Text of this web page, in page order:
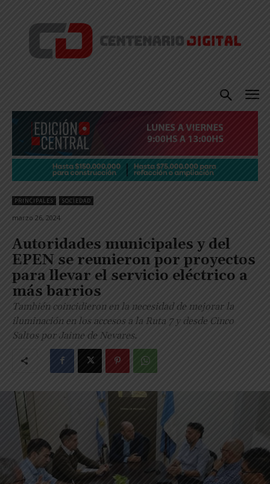
PRINCIPALES SOCIEDAD
marzo 26, 2024
Autoridades municipales y del
EPEN se reunieron por proyectos
para llevar el servicio eléctrico a
más barrios
También coincidieron en la necesidad de mejorar la
iluminación en los accesos a la Ruta 7 y desde Cinco
Saltos por Jaime de Nevares.